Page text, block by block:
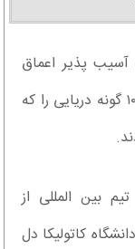
پذیر اعماق
دریا را کاوش می کنند و به تازگی بیش از ۱۰۰ گونه دریایی را که
بین المللی از
کاتولیکا دل